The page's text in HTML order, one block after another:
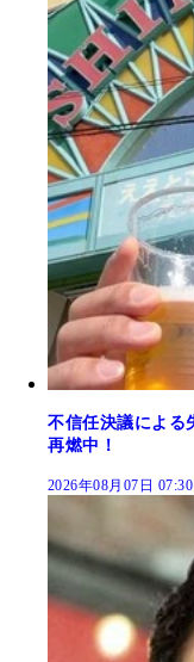
不信任決議による
再燃中！
2026年08月07日 07:30